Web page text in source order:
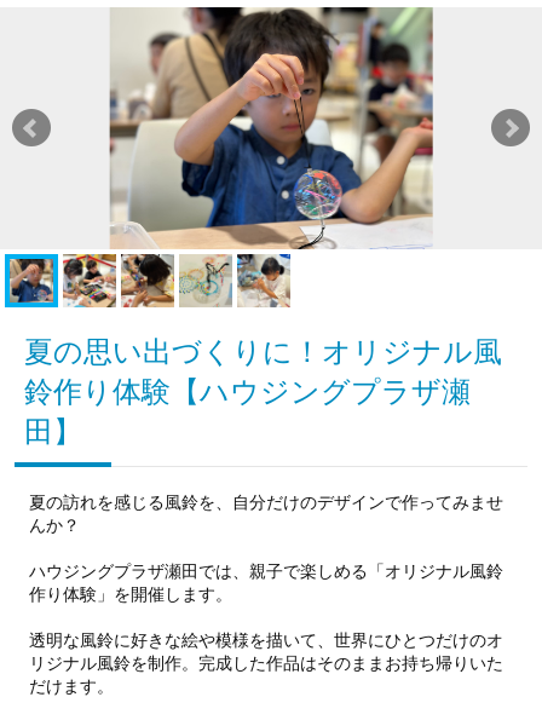
夏の思い出づくりに！オリジナル風
鈴作り体験【ハウジングプラザ瀬
田】
夏の訪れを感じる風鈴を、自分だけのデザインで作ってみませ
んか？
ハウジングプラザ瀬田では、親子で楽しめる「オリジナル風鈴
作り体験」を開催します。
透明な風鈴に好きな絵や模様を描いて、世界にひとつだけのオ
リジナル風鈴を制作。完成した作品はそのままお持ち帰りいた
だけます。